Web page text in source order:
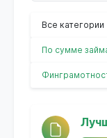
Все категории
По сумме